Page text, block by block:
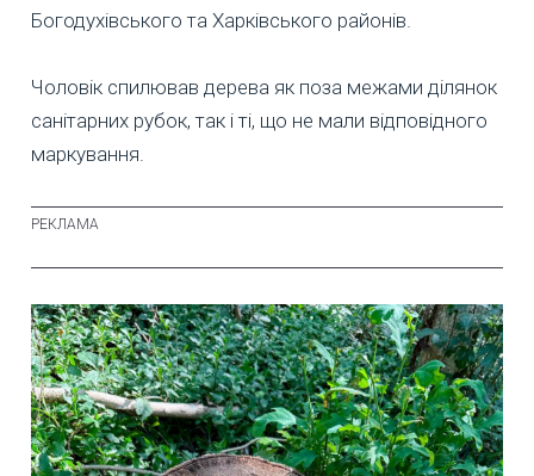
Богодухівського та Харківського районів.
Чоловік спилював дерева як поза межами ділянок
санітарних рубок, так і ті, що не мали відповідного
маркування.